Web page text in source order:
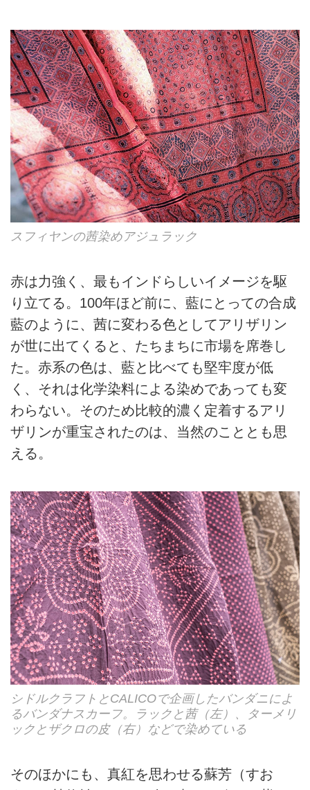
スフィヤンの茜染めアジュラック
赤は力強く、最もインドらしいイメージを駆
り立てる。100年ほど前に、藍にとっての合成
藍のように、茜に変わる色としてアリザリン
が世に出てくると、たちまちに市場を席巻し
た。赤系の色は、藍と比べても堅牢度が低
く、それは化学染料による染めであっても変
わらない。そのため比較的濃く定着するアリ
ザリンが重宝されたのは、当然のこととも思
える。
シドルクラフトとCALICOで企画したバンダニによ
るバンダナスカーフ。ラックと茜（左）、ターメリ
ックとザクロの皮（右）などで染めている
そのほかにも、真紅を思わせる蘇芳（すお